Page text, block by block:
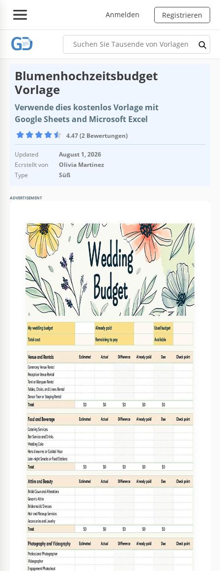
Anmelden Registrieren
Blumenhochzeitsbudget
Vorlage
Verwende dies kostenlos Vorlage mit
Google Sheets and Microsoft Excel
4.47 (2 Bewertungen)
Updated
August 1, 2026
Ecrstellt von
Olivia Martinez
Type
Süß
ADVERTISEMENT